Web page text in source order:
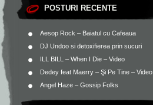
POSTURI RECENTE
Aesop Rock – Baiatul cu Cafeaua
DJ Undoo si detoxifierea prin sucuri
ILL BILL – When I Die – Video
Dedey feat Maerry – Şi Pe Tine – Video
Angel Haze – Gossip Folks